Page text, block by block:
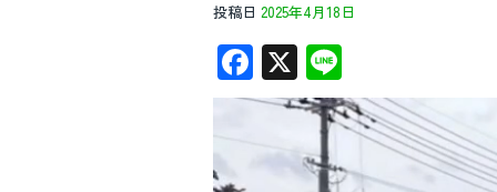
投稿日 2025年4月18日
F
ac
b
X
n
e